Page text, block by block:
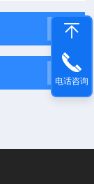
电话咨询